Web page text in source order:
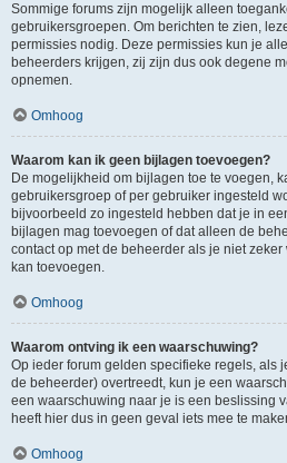
Sommige forums zijn mogelijk alleen
gebruikersgroepen. Om berichten te zien,
permissies nodig. Deze permissies kun je
beheerders krijgen, zij zijn dus ook degene
opnemen.
Omhoog
Waarom kan ik geen bijlagen toevoegen?
De mogelijkheid om bijlagen toe te voegen,
gebruikersgroep of per gebruiker ingesteld
bijvoorbeeld zo ingesteld hebben dat je in
bijlagen mag toevoegen of dat alleen de
contact op met de beheerder als je niet
kan toevoegen.
Omhoog
Waarom ontving ik een waarschuwing?
Op ieder forum gelden specifieke regels, als
de beheerder) overtreedt, kun je een
een waarschuwing naar je is een beslissing
heeft hier dus in geen geval iets mee te
Omhoog